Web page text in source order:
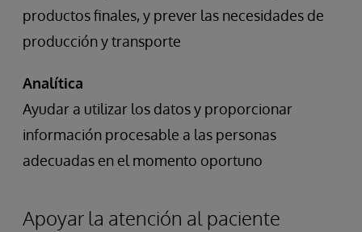
productos finales, y prever las necesidades de
producción y transporte
Analítica
Ayudar a utilizar los datos y proporcionar
información procesable a las personas
adecuadas en el momento oportuno
Apoyar la atención al paciente